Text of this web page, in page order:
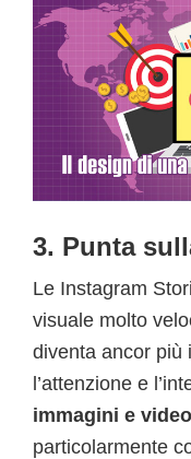
3. Punta
Le Instagram
visuale molto
diventa ancor più
l’attenzione e
immagini e
particolarmente